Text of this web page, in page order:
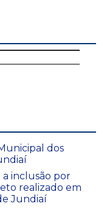
dos
inclusão por
realizado em
Jundiaí